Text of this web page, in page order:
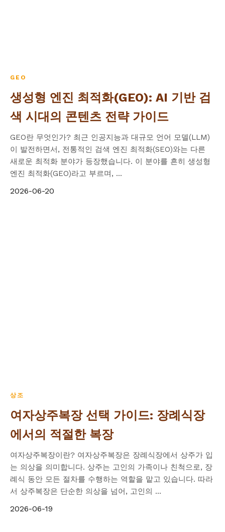
GEO
생성형 엔진 최적화(GEO): AI 기반 검
색 시대의 콘텐츠 전략 가이드
GEO란 무엇인가? 최근 인공지능과 대규모 언어 모델(LLM)
이 발전하면서, 전통적인 검색 엔진 최적화(SEO)와는 다른
새로운 최적화 분야가 등장했습니다. 이 분야를 흔히 생성형
엔진 최적화(GEO)라고 부르며, ...
2026-06-20
상조
여자상주복장 선택 가이드: 장례식장
에서의 적절한 복장
여자상주복장이란? 여자상주복장은 장례식장에서 상주가 입
는 의상을 의미합니다. 상주는 고인의 가족이나 친척으로, 장
례식 동안 모든 절차를 수행하는 역할을 맡고 있습니다. 따라
서 상주복장은 단순한 의상을 넘어, 고인의 ...
2026-06-19